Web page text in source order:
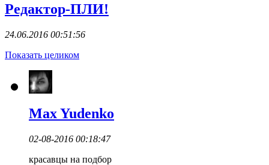
Редактор-ПЛИ!
24.06.2016 00:51:56
Показать целиком
Max Yudenko
02-08-2016 00:18:47
красавцы на подбор